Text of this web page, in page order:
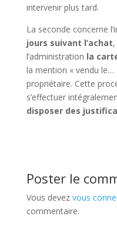
intervenir plus tard.
La seconde concerne
jours suivant l’achat
l’administration la
la mention « vendu le…
propriétaire. Cette
s’effectuer
disposer des
Poster le
Vous devez vous
commentaire.